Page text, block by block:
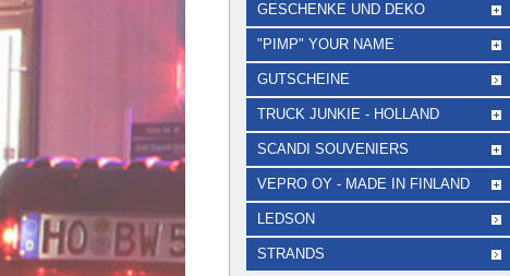
GESCHENKE UND DEKO
"PIMP" YOUR NAME
GUTSCHEINE
TRUCK JUNKIE - HOLLAND
SCANDI SOUVENIERS
VEPRO OY - MADE IN FINLAND
LEDSON
STRANDS